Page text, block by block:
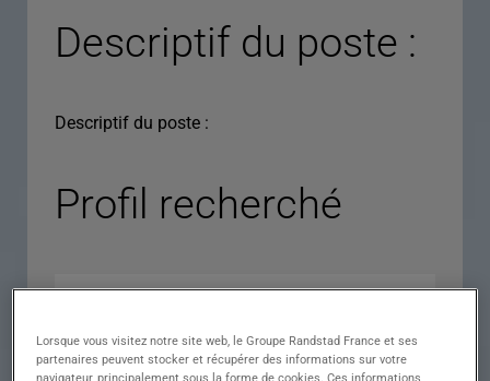
Descriptif du poste :
Descriptif du poste :
Profil recherché
Lorsque vous visitez notre site web, le Groupe Randstad France et ses
partenaires peuvent stocker et récupérer des informations sur votre
navigateur, principalement sous la forme de cookies. Ces informations